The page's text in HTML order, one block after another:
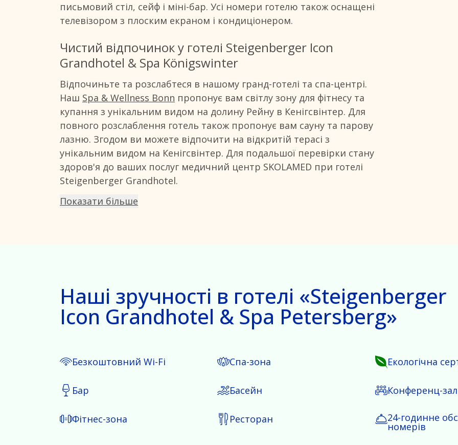
письмовий стіл, сейф і міні-бар. Усі номери готелю також оснащені
телевізором з плоским екраном і кондиціонером.
Чистий відпочинок у готелі Steigenberger Icon
Grandhotel & Spa Königswinter
Відпочиньте та розслабтеся в нашому гранд-готелі та спа-центрі.
Наш Spa & Wellness Bonn пропонує вам світлу зону для фітнесу та
купання з унікальним видом на долину Рейну в Кенігсвінтер. Для
повного розслаблення готель також пропонує вам сауну та парову
лазню. Згодом ви можете відпочити на відкритій терасі з
унікальним видом на Кенігсвінтер. Для подальшої перевірки стану
здоров'я до ваших послуг медичний центр SKOLAMED при готелі
Steigenberger Grandhotel.
Показати більше
Наші зручності в готелі «Steigenberger
Icon Grandhotel & Spa Petersberg»
Безкоштовний Wi-Fi Спа-зона Екологічна
Бар Басейн Конференц-зал
Фітнес-зона Ресторан 24-годинне
номерів